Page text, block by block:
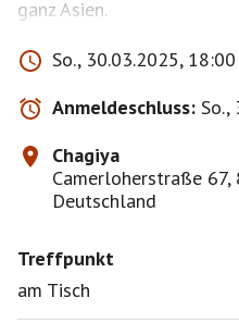
ganz Asien.
Hier gehts zum
https://www.chagiya-
Wir sind ganz entspannte
die sich seit ein paar
Mal in einem anderen
Biergarten treffen. Neue
Häufiges, kurzfristiges
gesehen.
So., 30.03.2025,
Anmeldeschluss: So.,
Chagiya
Camerloherstraße 67,
Deutschland
Treffpunkt
am Tisch